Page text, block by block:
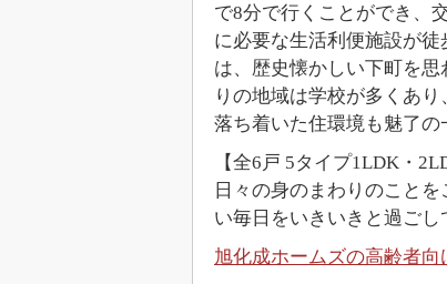
で8分で行くことができ、
に必要な生活利便施設が
は、歴史懐かしい下町を
りの地域は学校が多くあ
落ち着いた住環境も魅了の
【全6戸 5タイプ1LDK・
日々の身のまわりのこと
い毎日をいきいきと過ご
旭化成ホームズの高齢者